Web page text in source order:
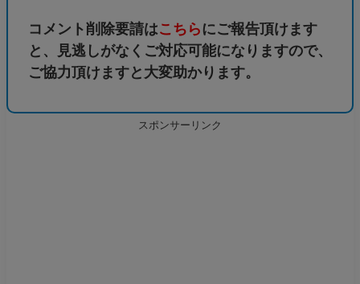
コメント削除要請はこちら にご報告頂けます
と、見逃しがなくご対応可能になりますので、
ご協力頂けますと大変助かります。
スポンサーリンク